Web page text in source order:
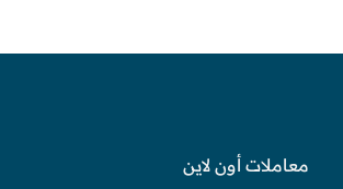
معاملات أون لاين